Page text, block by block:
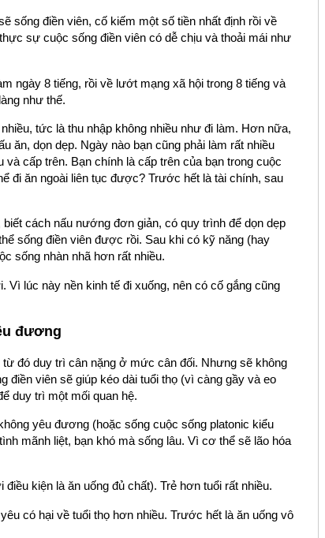
sống điền viên, cố kiếm một số tiền nhất định rồi về
sự cuộc sống điền viên có dễ chịu và thoải mái như
ngày 8 tiếng, rồi về lướt mạng xã hội trong 8 tiếng và
như thế.
tức là thu nhập không nhiều như đi làm. Hơn nữa,
ăn, dọn dẹp. Ngày nào bạn cũng phải làm rất nhiều
cấp trên. Bạn chính là cấp trên của bạn trong cuộc
đi ăn ngoài liên tục được? Trước hết là tài chính, sau
cách nấu nướng đơn giản, có quy trình để dọn dẹp
sống điền viên được rồi. Sau khi có kỹ năng (hay
sống nhàn nhã hơn rất nhiều.
lúc này nền kinh tế đi xuống, nên có cố gắng cũng
đương
từ đó duy trì cân nặng ở mức cân đối. Nhưng sẽ không
điền viên sẽ giúp kéo dài tuổi thọ (vì càng gầy và eo
duy trì một mối quan hệ.
yêu đương (hoặc sống cuộc sống platonic kiểu
mãnh liệt, bạn khó mà sống lâu. Vì cơ thể sẽ lão hóa
kiện là ăn uống đủ chất). Trẻ hơn tuổi rất nhiều.
có hại về tuổi thọ hơn nhiều. Trước hết là ăn uống vô